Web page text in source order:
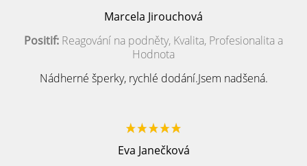
Marcela Jirouchová
Positif: Reagování na podněty, Kvalita, Profesionalita a
Hodnota
Nádherné šperky, rychlé dodání.Jsem nadšená.
Eva Janečková